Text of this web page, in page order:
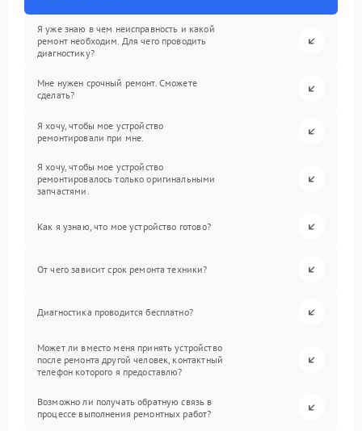
Я уже знаю в чем неисправность и какой
ремонт необходим. Для чего проводить
диагностику?
Мне нужен срочный ремонт. Сможете
сделать?
Я хочу, чтобы мое устройство
ремонтировали при мне.
Я хочу, чтобы мое устройство
ремонтировалось только оригинальными
запчастями.
Как я узнаю, что мое устройство готово?
От чего зависит срок ремонта техники?
Диагностика проводится бесплатно?
Может ли вместо меня принять устройство
после ремонта другой человек, контактный
телефон которого я предоставлю?
Возможно ли получать обратную связь в
процессе выполнения ремонтных работ?